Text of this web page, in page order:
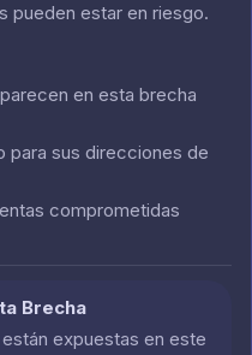
pueden estar en riesgo.
en esta brecha
para sus direcciones de
comprometidas
Brecha
expuestas en este